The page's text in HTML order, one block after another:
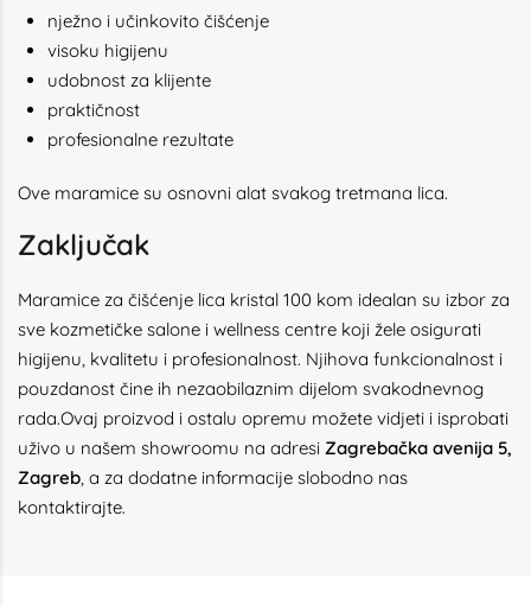
nježno i učinkovito čišćenje
visoku higijenu
udobnost za klijente
praktičnost
profesionalne rezultate
Ove maramice su osnovni alat svakog tretmana lica.
Zaključak
Maramice za čišćenje lica kristal 100 kom idealan su izbor za
sve kozmetičke salone i wellness centre koji žele osigurati
higijenu, kvalitetu i profesionalnost. Njihova funkcionalnost i
pouzdanost čine ih nezaobilaznim dijelom svakodnevnog
rada.Ovaj proizvod i ostalu opremu možete vidjeti i isprobati
uživo u našem showroomu na adresi Zagrebačka avenija 5,
Zagreb, a za dodatne informacije slobodno nas
kontaktirajte.